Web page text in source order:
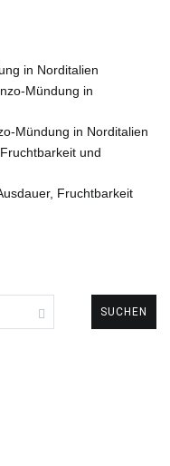
in Norditalien
Mündung in
Mündung in Norditalien
und
Fruchtbarkeit